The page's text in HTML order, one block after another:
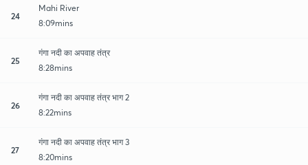
24
Mahi River
8:09mins
25
गंगा नदी का अपवाह तंत्र
8:28mins
26
गंगा नदी का अपवाह तंत्र भाग 2
8:22mins
27
गंगा नदी का अपवाह तंत्र भाग 3
8:20mins